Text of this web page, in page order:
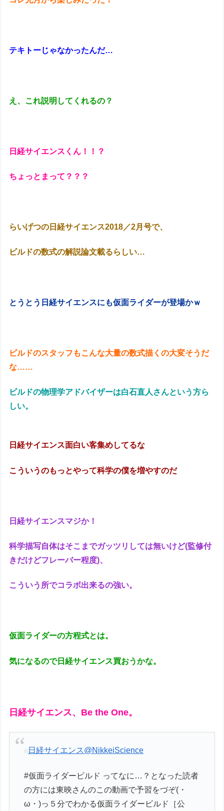
テキトーじゃなかったんだ…
え、これ説明してくれるの？
日経サイエンスくん！！？
ちょっとまって？？？
らいげつの日経サイエンス2018／2月号で、
ビルドの数式の解説論文載るらしい…
とうとう日経サイエンスにも仮面ライダーが登場かｗ
ビルドのスタッフもこんな大量の数式描くの大変そうだ
な……
ビルドの物理学アドバイザーは白石直人さんという方ら
しい。
日経サイエンス面白い客集めしてるな
こういうのもっとやって科学の僕を増やすのだ
日経サイエンスマジか！
科学描写自体はそこまでガッツリしては無いけど(監修付
きだけどフレーバー程度)、
こういう所でコラボ出来るの強い。
仮面ライダーの方程式とは。
気になるので日経サイエンス買おうかな。
日経サイエンス、Be the One。
日経サイエンス@NikkeiScience
#仮面ライダービルド ってなに…？となった読者
の方には東映さんのこの動画で予習をづぞ(・
ω・)っ５分でわかる仮面ライダービルド［公